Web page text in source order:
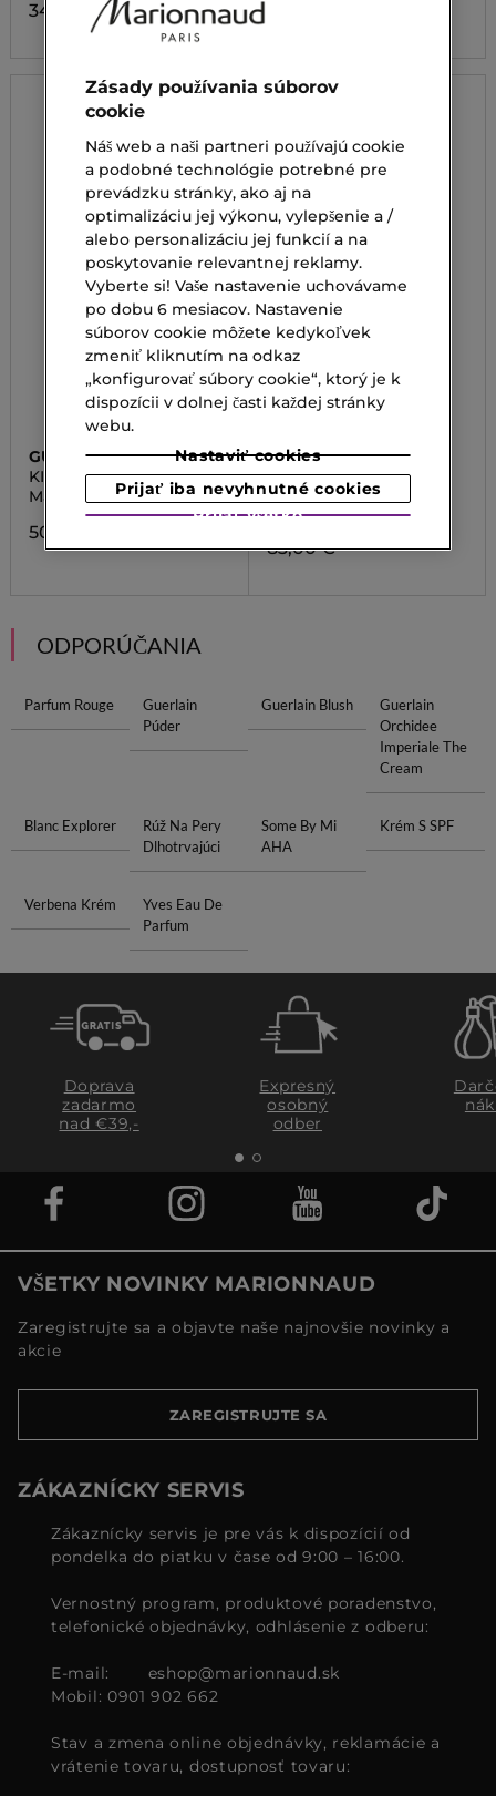
34,00 €
GUERLAIN
KISSKISS TENDER MATTE
Matný rúž
50,00 €
GUERLAIN
OMBRES G
Paletka štyroch očných
tieňov
83,00 €
ODPORÚČANIA
Parfum Rouge
Guerlain
Púder
Guerlain Blush
Guerlain
Orchidee
Imperiale The
Cream
Blanc Explorer
Rúž Na Pery
Dlhotrvajúci
Some By Mi
AHA
Krém S SPF
Verbena Krém
Yves Eau De
Parfum
Doprava
zadarmo
nad €39,-
Expresný
osobný
odber
VŠETKY NOVINKY MARIONNAUD
Zaregistrujte sa a objavte naše najnovšie novinky a
akcie
ZAREGISTRUJTE SA
ZÁKAZNÍCKY SERVIS
Zákaznícky servis je pre vás k dispozícií od
pondelka do piatku v čase od 9:00 – 16:00.
Vernostný program, produktové poradenstvo,
telefonické objednávky, odhlásenie z odberu:
E-mail:
eshop@marionnaud.sk
Mobil: 0901 902 662
Stav a zmena online objednávky, reklamácie a
vrátenie tovaru, dostupnosť tovaru:
Zásady používania súborov
cookie
Náš web a naši partneri používajú cookie
a podobné technológie potrebné pre
prevádzku stránky, ako aj na
optimalizáciu jej výkonu, vylepšenie a /
alebo personalizáciu jej funkcií a na
poskytovanie relevantnej reklamy.
Vyberte si! Vaše nastavenie uchovávame
po dobu 6 mesiacov. Nastavenie
súborov cookie môžete kedykoľvek
zmeniť kliknutím na odkaz
„konfigurovať súbory cookie“, ktorý je k
dispozícii v dolnej časti každej stránky
webu.
Nastaviť cookies
Prijať iba nevyhnutné cookies
Prijať všetko